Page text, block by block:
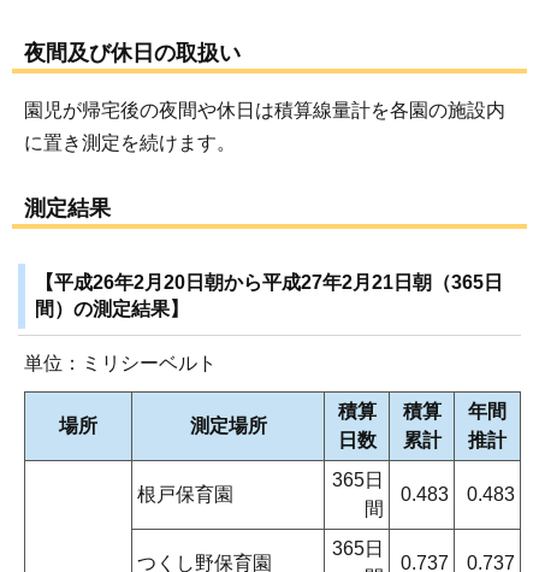
夜間及び休日の取扱い
園児が帰宅後の夜間や休日は積算線量計を各園の施設内
に置き測定を続けます。
測定結果
【平成26年2月20日朝から平成27年2月21日朝（365日
間）の測定結果】
単位：ミリシーベルト
場所 測定場所
積算
日数
積算
累計
年間
推計
根戸保育園
365日
間
0.483 0.483
つくし野保育園
365日
0.737 0.737